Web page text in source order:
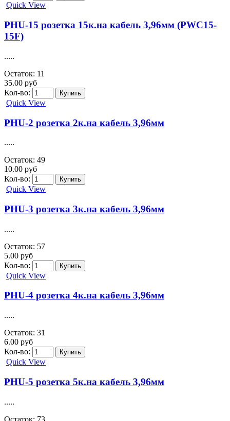
Quick View
PHU-15 розетка 15к.на кабель 3,96мм (PWC15-
15F)
.....
Остаток: 11
35.00 руб
Кол-во:
Quick View
PHU-2 розетка 2к.на кабель 3,96мм
.....
Остаток: 49
10.00 руб
Кол-во:
Quick View
PHU-3 розетка 3к.на кабель 3,96мм
.....
Остаток: 57
5.00 руб
Кол-во:
Quick View
PHU-4 розетка 4к.на кабель 3,96мм
.....
Остаток: 31
6.00 руб
Кол-во:
Quick View
PHU-5 розетка 5к.на кабель 3,96мм
.....
Остаток: 73